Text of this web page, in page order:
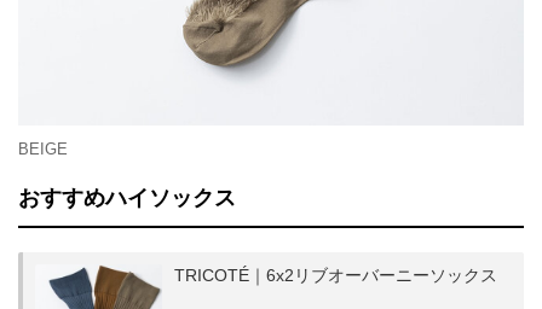
BEIGE
おすすめハイソックス
TRICOTÉ｜6x2リブオーバーニーソックス